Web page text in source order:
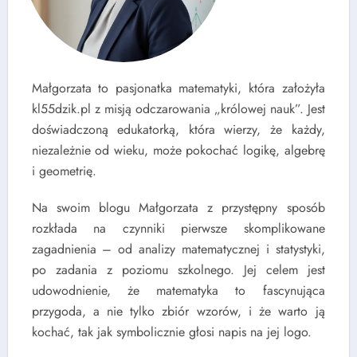
Małgorzata to pasjonatka matematyki, która założyła
kl55dzik.pl z misją odczarowania „królowej nauk”. Jest
doświadczoną edukatorką, która wierzy, że każdy,
niezależnie od wieku, może pokochać logikę, algebrę
i geometrię.
Na swoim blogu Małgorzata z przystępny sposób
rozkłada na czynniki pierwsze skomplikowane
zagadnienia – od analizy matematycznej i statystyki,
po zadania z poziomu szkolnego. Jej celem jest
udowodnienie, że matematyka to fascynująca
przygoda, a nie tylko zbiór wzorów, i że warto ją
kochać, tak jak symbolicznie głosi napis na jej logo.